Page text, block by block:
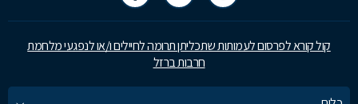
קול קורא לפרסום לעמותות שתכליתן תרומה לחיילים ו/או לנפגעי מלחמת
חרבות ברזל